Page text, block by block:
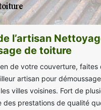
l’artisan
de toiture
de votre couverture, faites
artisan pour
villes voisines. Fort de
des prestations de qualité